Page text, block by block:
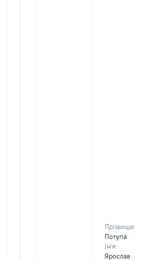
Прізвище:
Потупа
Ім'я:
Ярослав